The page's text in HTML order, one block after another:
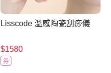
Lisscode 溫感陶瓷刮痧儀
$1580
券